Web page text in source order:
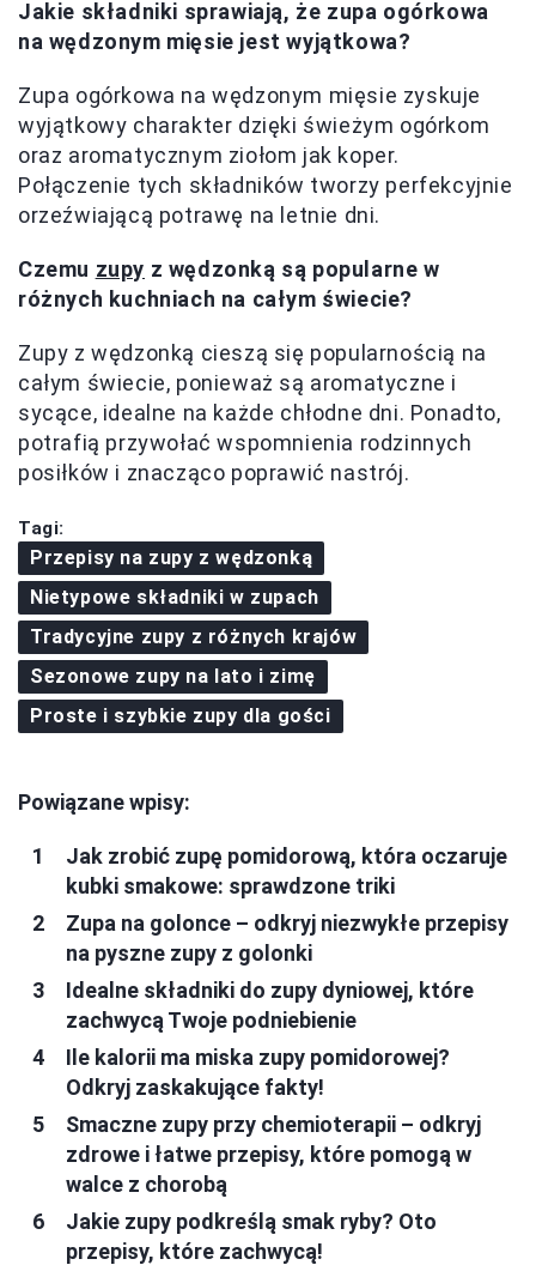
Jakie składniki sprawiają, że zupa ogórkowa
na wędzonym mięsie jest wyjątkowa?
Zupa ogórkowa na wędzonym mięsie zyskuje
wyjątkowy charakter dzięki świeżym ogórkom
oraz aromatycznym ziołom jak koper.
Połączenie tych składników tworzy perfekcyjnie
orzeźwiającą potrawę na letnie dni.
Czemu zupy z wędzonką są popularne w
różnych kuchniach na całym świecie?
Zupy z wędzonką cieszą się popularnością na
całym świecie, ponieważ są aromatyczne i
sycące, idealne na każde chłodne dni. Ponadto,
potrafią przywołać wspomnienia rodzinnych
posiłków i znacząco poprawić nastrój.
Tagi:
Przepisy na zupy z wędzonką
Nietypowe składniki w zupach
Tradycyjne zupy z różnych krajów
Sezonowe zupy na lato i zimę
Proste i szybkie zupy dla gości
Powiązane wpisy:
Jak zrobić zupę pomidorową, która oczaruje
kubki smakowe: sprawdzone triki
Zupa na golonce – odkryj niezwykłe przepisy
na pyszne zupy z golonki
Idealne składniki do zupy dyniowej, które
zachwycą Twoje podniebienie
Ile kalorii ma miska zupy pomidorowej?
Odkryj zaskakujące fakty!
Smaczne zupy przy chemioterapii – odkryj
zdrowe i łatwe przepisy, które pomogą w
walce z chorobą
Jakie zupy podkreślą smak ryby? Oto
przepisy, które zachwycą!